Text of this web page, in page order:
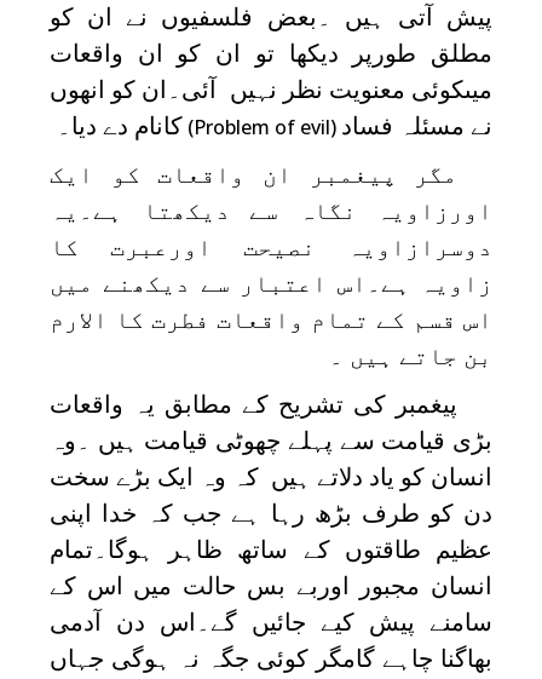
پیش آتی ہیں ۔بعض فلسفیوں نے ان کو
مطلق طورپر دیکھا تو ان کو ان واقعات
میںکوئی معنویت نظر نہیں آئی۔ان کو انھوں
نے مسئلہ فساد (Problem of evil) کانام دے دیا۔
مگر پیغمبر ان واقعات کو ایک
اورزاویہ نگاہ سے دیکھتا ہے۔یہ
دوسرازاویہ نصیحت اورعبرت کا
زاویہ ہے۔اس اعتبار سے دیکھنے میں
اس قسم کے تمام واقعات فطرت کا الارم
بن جاتے ہیں ۔
پیغمبر کی تشریح کے مطابق یہ واقعات
بڑی قیامت سے پہلے چھوٹی قیامت ہیں ۔وہ
انسان کو یاد دلاتے ہیں کہ وہ ایک بڑے سخت
دن کو طرف بڑھ رہا ہے جب کہ خدا اپنی
عظیم طاقتوں کے ساتھ ظاہر ہوگا۔تمام
انسان مجبور اوربے بس حالت میں اس کے
سامنے پیش کیے جائیں گے۔اس دن آدمی
بھاگنا چاہے گامگر کوئی جگہ نہ ہوگی جہاں